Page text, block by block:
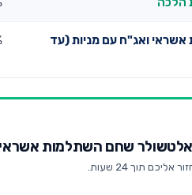
ואג"ח עם מניות (עד
שחם השתלמות אשראי ואג"ח
תוך 24 שעות.